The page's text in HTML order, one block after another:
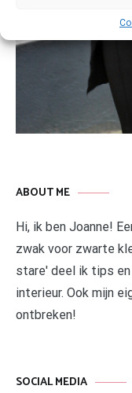
ABOUT ME
Hi, ik ben Joanne!
zwak voor zwarte
stare' deel ik tips
interieur. Ook mijn
ontbreken!
SOCIAL MEDIA